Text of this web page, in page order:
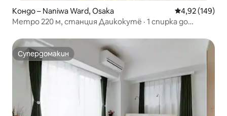
Кондо – Naniwa Ward, Osaka Средна
4,92 (149)
Метро 220 м, станция Даикокутё · 1 спирка до
апартамент, 2 спални, 5 човека
Супердомакин
Супердомакин